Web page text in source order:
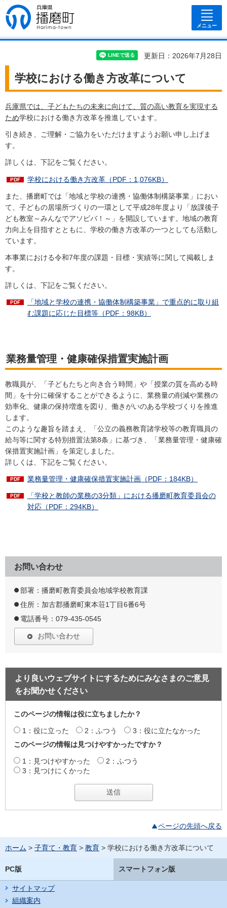
兵庫県 播磨
町
メニュー
更新日：2026年7月28日
学校における働き方改革について
兵庫県では、子どもたちの未来に向けて、質の高い教育を実現する
ため学校における働き方改革を推進しています。
引き続き、ご理解・ご協力をいただけますようお願い申し上げま
す。
詳しくは、下記をご覧ください。
学校における働き方改革（PDF：1,076KB）
また、播磨町では「地域と学校の連携・協働体制構築事業」におい
て、子どもの居場所づくりの一環として平成28年度より「放課後子
ども教室～みんなでアソビバ！～」を開設しています。地域の教育
力向上を目指すとともに、学校の働き方改革の一つとしても活動し
ています。
本事業における令和7年度の課題・目標・実績等に関して掲載しま
す。
詳しくは、下記をご覧ください。
「地域と学校の連携・協働体制構築事業」で重点的に取り組
む課題に応じた目標等（PDF：98KB）
業務量管理・健康確保措置実施計画
教職員が、「子どもたちと向き合う時間」や「授業の質を高める時
間」を十分に確保することができるように、業務量の削減や業務の
効率化、健康の保持増進を図り、働きがいのある学校づくりを推進
します。
このような趣旨を踏まえ、「公立の義務教育諸学校等の教育職員の
給与等に関する特別措置法第8条」に基づき、「業務量管理・健康確
保措置実施計画」を策定しました。
詳しくは、下記をご覧ください。
業務量管理・健康確保措置実施計画（PDF：184KB）
「学校と教師の業務の3分類」における播磨町教育委員会の
対応（PDF：294KB）
お問い合わせ
部署：播磨町教育委員会地域学校教育課
住所：加古郡播磨町東本荘1丁目6番6号
電話番号：079-435-0545
お問い合わせ
より良いウェブサイトにするためにみなさまのご意見
をお聞かせください
このページの情報は役に立ちましたか？
1：役に立った 2：ふつう
3：役に立たなかった
このページの情報は見つけやすかったですか？
1：見つけやすかった
2：ふつう
3：見つけにくかった
ページの先頭へ戻る
ホーム > 子育て・教育 > 教育 > 学校における働き方改革について
PC版 スマートフォン版
サイトマップ
組織案内